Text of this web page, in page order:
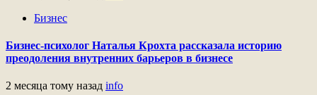
Бизнес
Бизнес-психолог Наталья Крохта рассказала историю
преодоления внутренних барьеров в бизнесе
2 месяца тому назад info